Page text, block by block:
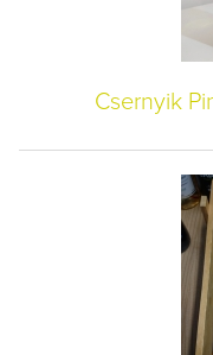
Csernyik